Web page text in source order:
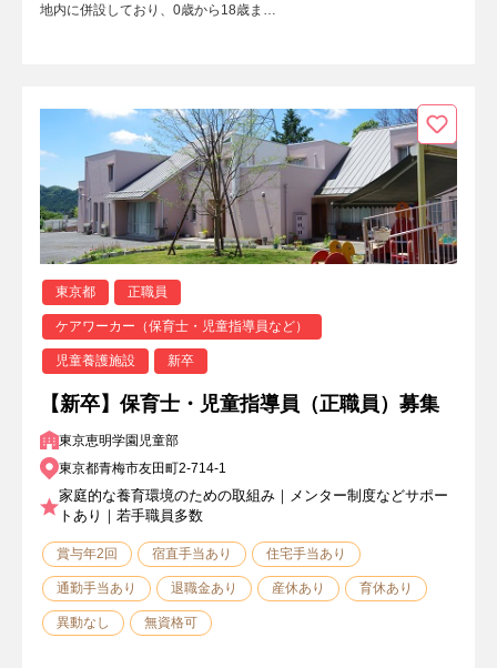
地内に併設しており、0歳から18歳ま…
東京都 正職員
ケアワーカー（保育士・児童指導員など）
児童養護施設 新卒
【新卒】保育士・児童指導員（正職員）募集
東京恵明学園児童部
東京都青梅市友田町2-714-1
家庭的な養育環境のための取組み｜メンター制度などサポー
トあり｜若手職員多数
賞与年2回 宿直手当あり 住宅手当あり
通勤手当あり 退職金あり 産休あり 育休あり
異動なし 無資格可